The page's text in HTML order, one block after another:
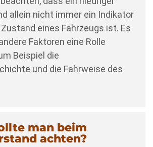
allein nicht immer ein Indikator
eines Fahrzeugs ist. Es
Faktoren eine Rolle
Beispiel die
und die Fahrweise des
man beim
achten?